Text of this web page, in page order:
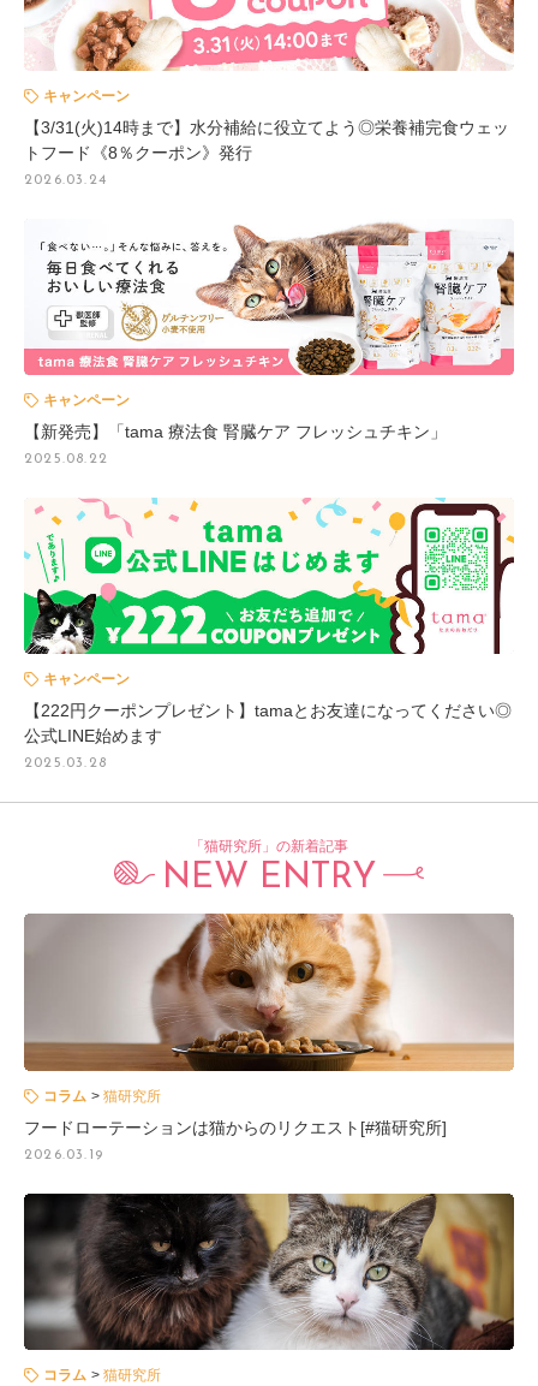
キャンペーン
【3/31(火)14時まで】水分補給に役立てよう◎栄養補完食ウェッ
トフード《8％クーポン》発行
2026.03.24
キャンペーン
【新発売】「tama 療法食 腎臓ケア フレッシュチキン」
2025.08.22
キャンペーン
【222円クーポンプレゼント】tamaとお友達になってください◎
公式LINE始めます
2025.03.28
「猫研究所」の新着記事
NEW ENTRY
コラム 猫研究所
フードローテーションは猫からのリクエスト[#猫研究所]
2026.03.19
コラム 猫研究所